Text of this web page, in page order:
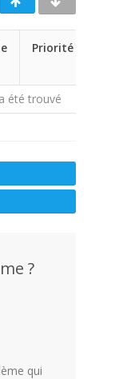
Priorité
été trouvé
?
qui